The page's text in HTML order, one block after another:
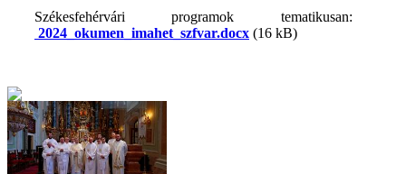
Székesfehérvári programok tematikusan:
2024_okumen_imahet_szfvar.docx (16 kB)